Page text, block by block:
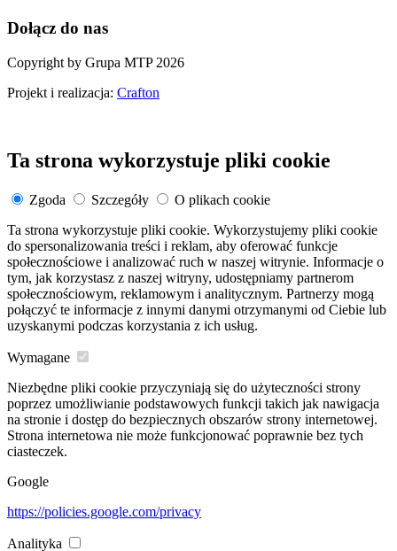
Dołącz do nas
Copyright by Grupa MTP 2026
Projekt i realizacja: Crafton
Ta strona wykorzystuje pliki cookie
Zgoda Szczegóły
O plikach cookie
Ta strona wykorzystuje pliki cookie. Wykorzystujemy pliki cookie
do spersonalizowania treści i reklam, aby oferować funkcje
społecznościowe i analizować ruch w naszej witrynie. Informacje o
tym, jak korzystasz z naszej witryny, udostępniamy partnerom
społecznościowym, reklamowym i analitycznym. Partnerzy mogą
połączyć te informacje z innymi danymi otrzymanymi od Ciebie lub
uzyskanymi podczas korzystania z ich usług.
Wymagane
Niezbędne pliki cookie przyczyniają się do użyteczności strony
poprzez umożliwianie podstawowych funkcji takich jak nawigacja
na stronie i dostęp do bezpiecznych obszarów strony internetowej.
Strona internetowa nie może funkcjonować poprawnie bez tych
ciasteczek.
Google
https://policies.google.com/privacy
Analityka